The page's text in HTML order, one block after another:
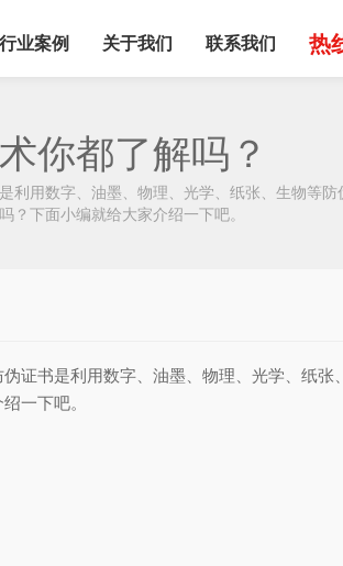
行业案例 关于我们 联系我们 热
你都了解吗？
用数字、油墨、物理、光学、纸张、生物等防
？下面小编就给大家介绍一下吧。
书是利用数字、油墨、物理、光学、纸张
一下吧。